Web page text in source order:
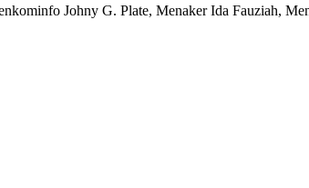
Johny G. Plate, Menaker Ida Fauziah,